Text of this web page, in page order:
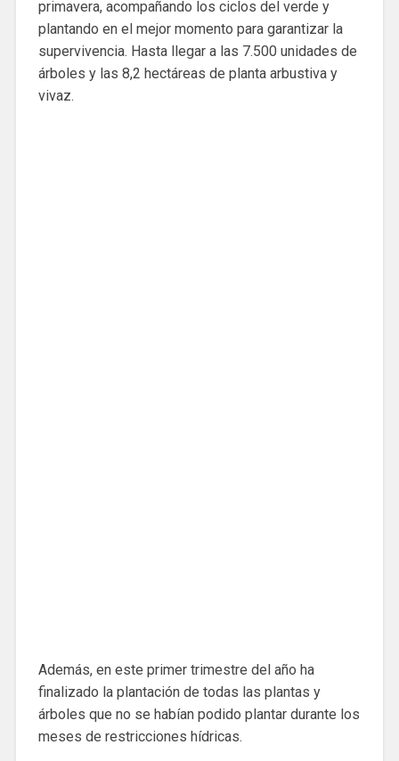
primavera, acompañando los ciclos del verde y
plantando en el mejor momento para garantizar la
supervivencia. Hasta llegar a las 7.500 unidades de
árboles y las 8,2 hectáreas de planta arbustiva y
vivaz.
Además, en este primer trimestre del año ha
finalizado la plantación de todas las plantas y
árboles que no se habían podido plantar durante los
meses de restricciones hídricas.